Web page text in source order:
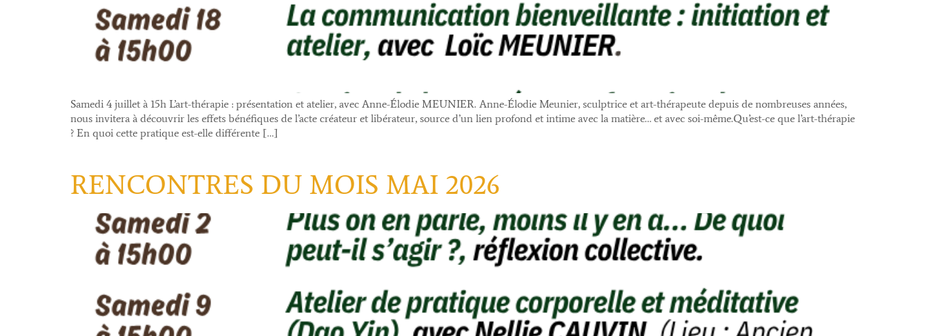
Samedi 4 juillet à 15h L’art-thérapie : présentation et atelier, avec Anne-Élodie MEUNIER. Anne-Élodie Meunier, sculptrice et art-thérapeute depuis de nombreuses années,
nous invitera à découvrir les effets bénéfiques de l’acte créateur et libérateur, source d’un lien profond et intime avec la matière… et avec soi-même.Qu’est-ce que l’art-thérapie
? En quoi cette pratique est-elle différente […]
RENCONTRES DU MOIS MAI 2026